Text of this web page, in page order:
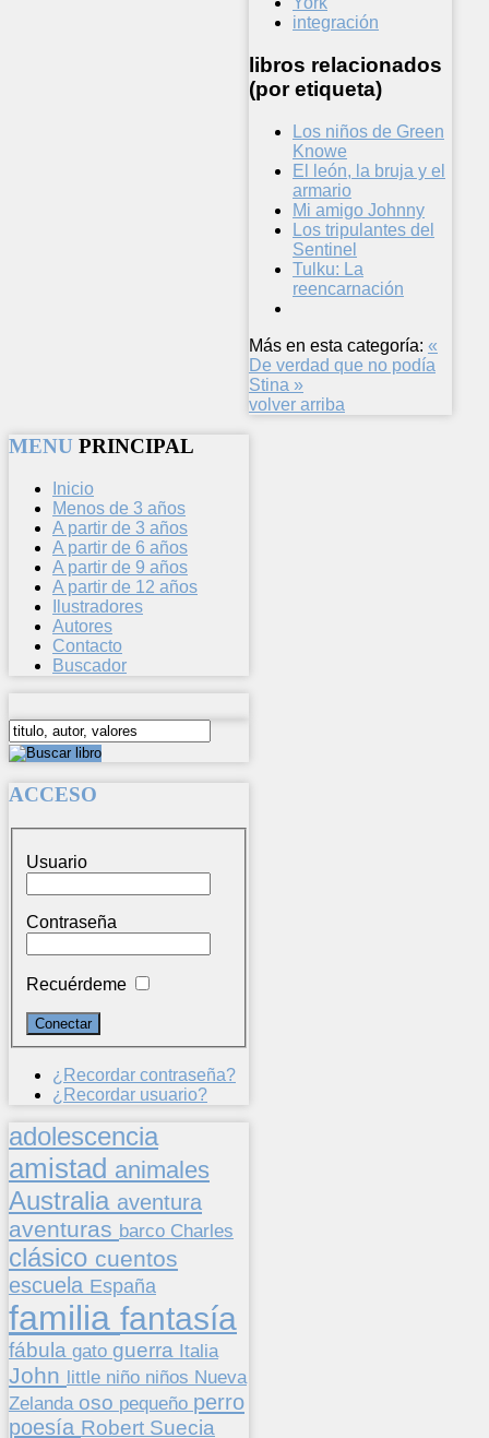
integración
libros relacionados
(por etiqueta)
Los niños de Green
Knowe
El león, la bruja y el
armario
Mi amigo Johnny
Los tripulantes del
Sentinel
Tulku: La
reencarnación
Más en esta categoría: «
De verdad que no podía
Stina »
volver arriba
MENU PRINCIPAL
Inicio
Menos de 3 años
A partir de 3 años
A partir de 6 años
A partir de 9 años
A partir de 12 años
Ilustradores
Autores
Contacto
Buscador
ACCESO
Usuario
Contraseña
Recuérdeme
¿Recordar contraseña?
¿Recordar usuario?
adolescencia
amistad animales
Australia aventura
aventuras barco Charles
clásico cuentos
escuela España
familia fantasía
fábula gato guerra Italia
John little niño niños Nueva
Zelanda oso pequeño perro
poesía Robert Suecia